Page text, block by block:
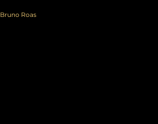
Bruno Roas